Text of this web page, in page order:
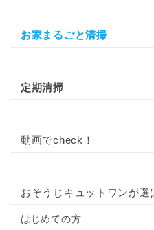
お家まるごと清掃
定期清掃
動画でcheck！
おそうじキュットワンが選
はじめての方